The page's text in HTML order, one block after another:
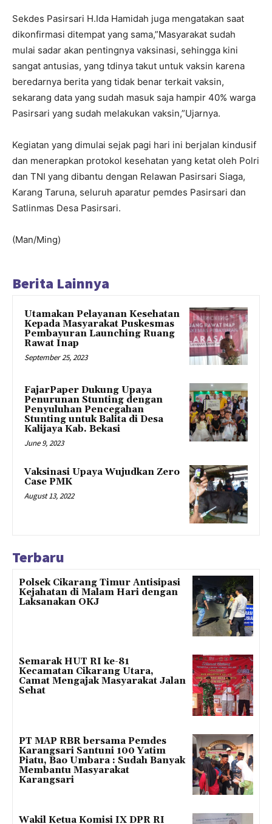
Sekdes Pasirsari H.Ida Hamidah juga mengatakan saat
dikonfirmasi ditempat yang sama,”Masyarakat sudah
mulai sadar akan pentingnya vaksinasi, sehingga kini
sangat antusias, yang tdinya takut untuk vaksin karena
beredarnya berita yang tidak benar terkait vaksin,
sekarang data yang sudah masuk saja hampir 40% warga
Pasirsari yang sudah melakukan vaksin,”Ujarnya.
Kegiatan yang dimulai sejak pagi hari ini berjalan kindusif
dan menerapkan protokol kesehatan yang ketat oleh Polri
dan TNI yang dibantu dengan Relawan Pasirsari Siaga,
Karang Taruna, seluruh aparatur pemdes Pasirsari dan
Satlinmas Desa Pasirsari.
(Man/Ming)
Berita Lainnya
Utamakan Pelayanan Kesehatan
Kepada Masyarakat Puskesmas
Pembayuran Launching Ruang
Rawat Inap
September 25, 2023
FajarPaper Dukung Upaya
Penurunan Stunting dengan
Penyuluhan Pencegahan
Stunting untuk Balita di Desa
Kalijaya Kab. Bekasi
June 9, 2023
Vaksinasi Upaya Wujudkan Zero
Case PMK
August 13, 2022
Terbaru
Polsek Cikarang Timur Antisipasi
Kejahatan di Malam Hari dengan
Laksanakan OKJ
Semarak HUT RI ke-81
Kecamatan Cikarang Utara,
Camat Mengajak Masyarakat Jalan
Sehat
PT MAP RBR bersama Pemdes
Karangsari Santuni 100 Yatim
Piatu, Bao Umbara : Sudah Banyak
Membantu Masyarakat
Karangsari
Wakil Ketua Komisi IX DPR RI